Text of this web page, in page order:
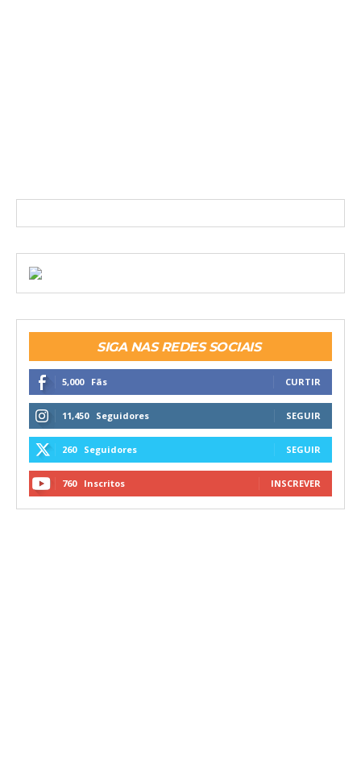
SIGA NAS REDES SOCIAIS
5,000 Fãs CURTIR
11,450 Seguidores SEGUIR
260 Seguidores SEGUIR
760 Inscritos INSCREVER